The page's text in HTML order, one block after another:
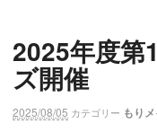
2025年度第
ズ開催
2025/08/05 カテゴリー もり